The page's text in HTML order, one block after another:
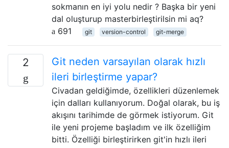
sokmanın en iyi yolu nedir ? Başka bir yeni
dal oluşturup masterbirleştirilsin mi aq?
691
git version-control git-merge
2
Git neden varsayılan olarak hızlı
ileri birleştirme yapar?
Civadan geldiğimde, özellikleri düzenlemek
için dalları kullanıyorum. Doğal olarak, bu iş
akışını tarihimde de görmek istiyorum. Git
ile yeni projeme başladım ve ilk özelliğim
bitti. Özelliği birleştirirken git'in hızlı ileri